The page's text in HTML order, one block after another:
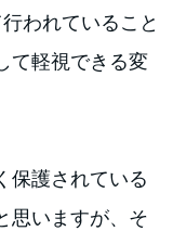
われていること
て軽視できる変
保護されている
思いますが、そ